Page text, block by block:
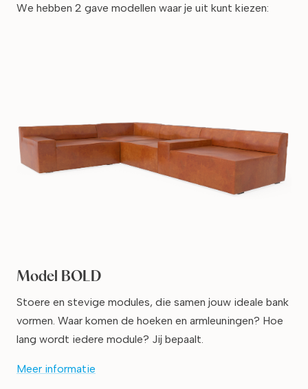
We hebben 2 gave modellen waar je uit kunt kiezen:
Model BOLD
Stoere en stevige modules, die samen jouw ideale bank
vormen. Waar komen de hoeken en armleuningen? Hoe
lang wordt iedere module? Jij bepaalt.
Meer informatie